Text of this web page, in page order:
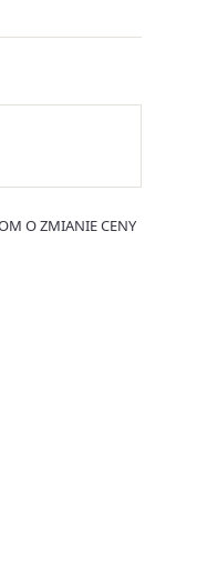
O ZMIANIE CENY